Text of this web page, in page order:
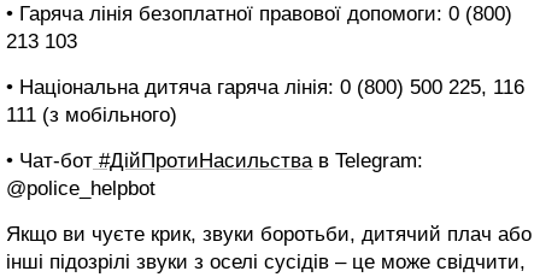
• Гаряча лінія безоплатної правової допомоги: 0 (800)
213 103
• Національна дитяча гаряча лінія: 0 (800) 500 225, 116
111 (з мобільного)
• Чат-бот #ДійПротиНасильствав Telegram:
@police_helpbot
Якщо ви чуєте крик, звуки боротьби, дитячий плач або
інші підозрілі звуки з оселі сусідів – це може свідчити,